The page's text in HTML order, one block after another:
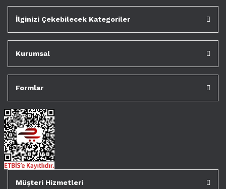
İlginizi Çekebilecek Kategoriler
Kurumsal
Formlar
Müşteri Hizmetleri